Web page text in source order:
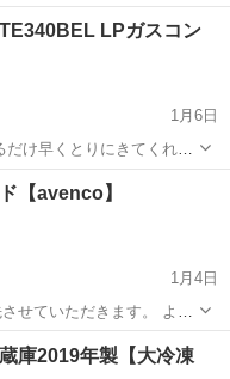
LPガスコン
1月6日
け早くとりにきてくれる
ねがいします。
バーナー
【avenco】
1月4日
せていただきます。 よろ
イーンサイズベッド
庫2019年製【大冷凍